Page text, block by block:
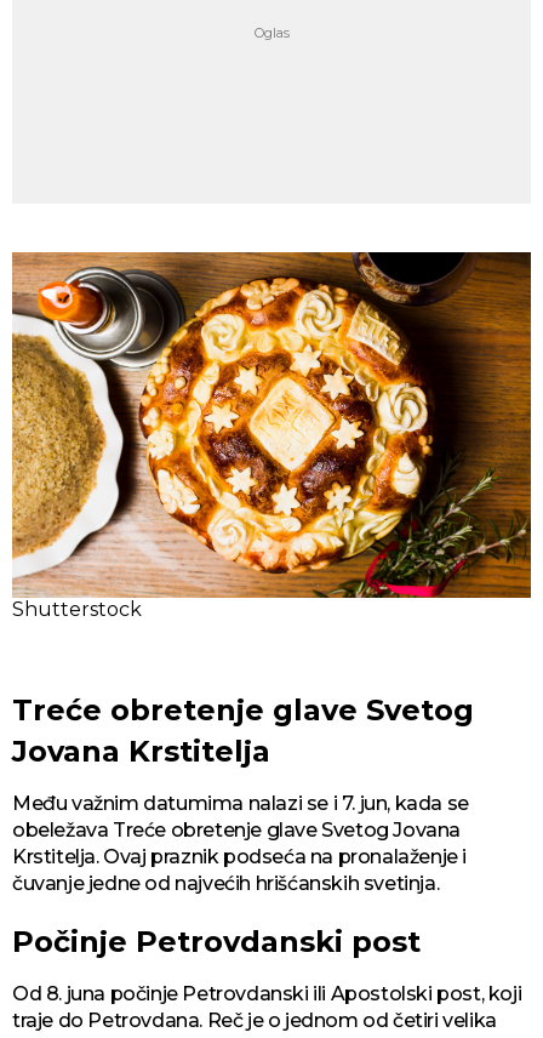
Shutterstock
Treće obretenje glave Svetog
Jovana Krstitelja
Među važnim datumima nalazi se i 7. jun, kada se
obeležava Treće obretenje glave Svetog Jovana
Krstitelja. Ovaj praznik podseća na pronalaženje i
čuvanje jedne od najvećih hrišćanskih svetinja.
Počinje Petrovdanski post
Od 8. juna počinje Petrovdanski ili Apostolski post, koji
traje do Petrovdana. Reč je o jednom od četiri velika